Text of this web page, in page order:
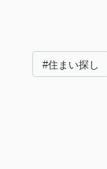
#住まい探し